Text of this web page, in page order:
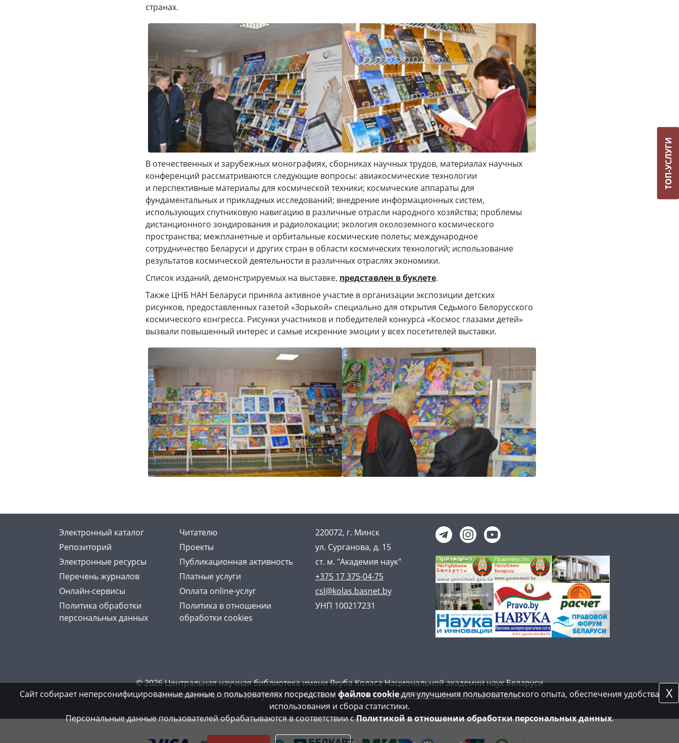
странах.
В отечественных и зарубежных монографиях, сборниках научных трудов, материалах научных
конференций рассматриваются следующие вопросы: авиакосмические технологии
и перспективные материалы для космической техники; космические аппараты для
фундаментальных и прикладных исследований; внедрение информационных систем,
использующих спутниковую навигацию в различные отрасли народного хозяйства; проблемы
дистанционного зондирования и радиолокации; экология околоземного космического
пространства; межпланетные и орбитальные космические полеты; международное
сотрудничество Беларуси и других стран в области космических технологий; использование
результатов космической деятельности в различных отраслях экономики.
Список изданий, демонстрируемых на выставке, представлен в буклете.
Также ЦНБ НАН Беларуси приняла активное участие в организации экспозиции детских
рисунков, предоставленных газетой «Зорькой» специально для открытия Седьмого Белорусского
космического конгресса. Рисунки участников и победителей конкурса «Космос глазами детей»
вызвали повышенный интерес и самые искренние эмоции у всех посетителей выставки.
Электронный каталог
Читателю
Репозиторий
Проекты
Электронные ресурсы
Публикационная активность
Перечень журналов
Платные услуги
Онлайн-сервисы
Оплата online-услуг
Политика обработки
персональных данных
Политика в отношении
обработки cookies
220072, г. Минск
ул. Сурганова, д. 15
ст. м. "Академия наук"
+375 17 375-04-75
csl@kolas.basnet.by
УНП 100217231
© 2026 Центральная научная библиотека имени Якуба Коласа Национальной академии наук Беларуси
Все материалы сайта доступны по лицензии:Creative Commons Attribution 4.0 International
ТОП-УСЛУГИ
Сайт собирает неперсонифицированные данные о пользователях посредствомфайлов cookieдля улучшения пользовательского опыта, обеспечения удобства
использования и сбора статистики.
Персональные данные пользователей обрабатываются в соответствии сПолитикой в отношении обработки персональных данных.
X